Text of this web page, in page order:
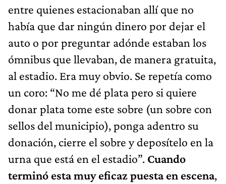
entre quienes estacionaban allí que no
había que dar ningún dinero por dejar el
auto o por preguntar adónde estaban los
ómnibus que llevaban, de manera gratuita,
al estadio. Era muy obvio. Se repetía como
un coro: “No me dé plata pero si quiere
donar plata tome este sobre (un sobre con
sellos del municipio), ponga adentro su
donación, cierre el sobre y deposítelo en la
urna que está en el estadio”. Cuando
terminó esta muy eficaz puesta en escena,